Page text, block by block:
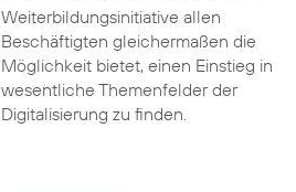
Weiterbildungsinitiative allen
Beschäftigten gleichermaßen die
Möglichkeit bietet, einen Einstieg in
wesentliche Themenfelder der
Digitalisierung zu finden.